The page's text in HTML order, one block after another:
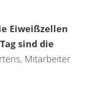
Eiweißzellen
sind die
Mitarbeiter